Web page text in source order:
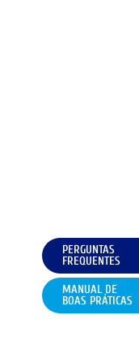
PERGUNTAS
FREQUENTES
MANUAL DE
BOAS PRÁTICAS